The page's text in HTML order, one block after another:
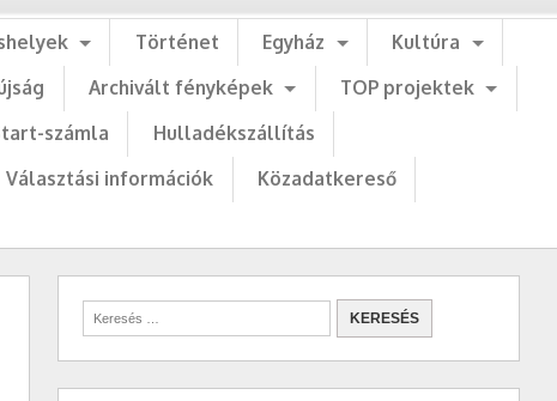
Történet Egyház
Kultúra
Archivált fényképek
TOP projektek
számla
Hulladékszállítás
Választási információk
Közadatkereső